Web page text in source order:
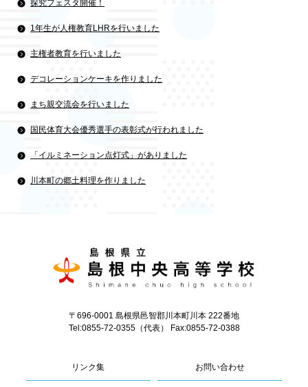
探究フェスタ開催！
1年生が人権教育LHRを行いました
主権者教育を行いました
デコレーションケーキを作りました
まち親交流会を行いました
国民体育大会優秀選手の表彰式が行われました
「イルミネーション点灯式」がありました
川本町の郷土料理を作りました
〒696-0001 島根県邑智郡川本町川本 222番地
Tel:0855-72-0355（代表） Fax:0855-72-0388
リンク集 お問い合わせ